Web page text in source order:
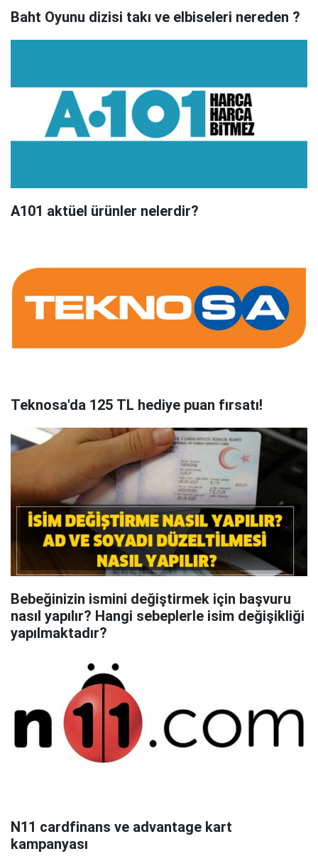
Baht Oyunu dizisi takı ve elbiseleri nereden ?
A101 aktüel ürünler nelerdir?
Teknosa'da 125 TL hediye puan fırsatı!
Bebeğinizin ismini değiştirmek için başvuru
nasıl yapılır? Hangi sebeplerle isim değişikliği
yapılmaktadır?
N11 cardfinans ve advantage kart
kampanyası